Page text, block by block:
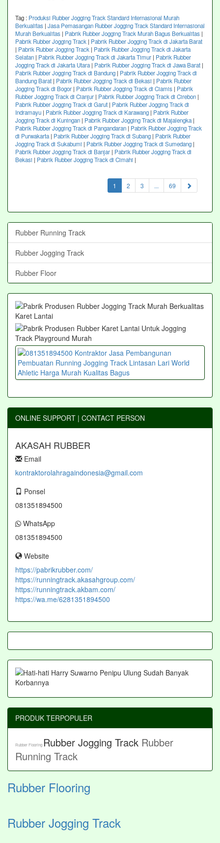
Tag : Produksi Rubber Jogging Track Standard Internasional Murah
Berkualitas | Jasa Pemasangan Rubber Jogging Track Standard Internasional
Murah Berkualitas | Pabrik Rubber Jogging Track Murah Bagus Berkualitas |
Pabrik Rubber Jogging Track | Pabrik Rubber Jogging Track di Jakarta Barat
| Pabrik Rubber Jogging Track | Pabrik Rubber Jogging Track di Jakarta
Selatan | Pabrik Rubber Jogging Track di Jakarta Timur | Pabrik Rubber
Jogging Track di Jakarta Utara| Pabrik Rubber Jogging Track di Jawa Barat |
Pabrik Rubber Jogging Track di Bandung | Pabrik Rubber Jogging Track di
Bandung Barat | Pabrik Rubber Jogging Track di Bekasi | Pabrik Rubber
Jogging Track di Bogor | Pabrik Rubber Jogging Track di Ciamis | Pabrik
Rubber Jogging Track di Cianjur | Pabrik Rubber Jogging Track di Cirebon |
Pabrik Rubber Jogging Track di Garut | Pabrik Rubber Jogging Track di
Indramayu | Pabrik Rubber Jogging Track di Karawang | Pabrik Rubber
Jogging Track di Kuningan | Pabrik Rubber Jogging Track di Majalengka|
Pabrik Rubber Jogging Track di Pangandaran | Pabrik Rubber Jogging Track
di Purwakarta| Pabrik Rubber Jogging Track di Subang | Pabrik Rubber
Jogging Track di Sukabumi | Pabrik Rubber Jogging Track di Sumedang |
Pabrik Rubber Jogging Track di Banjar | Pabrik Rubber Jogging Track di
Bekasi | Pabrik Rubber Jogging Track di Cimahi |
1 (current)
2 3 ... 69
Rubber Running Track
Rubber Jogging Track
Rubber Floor
ONLINE SUPPORT | CONTACT PERSON
AKASAH RUBBER
Email
kontraktorolahragaindonesia@gmail.com
Ponsel
081351894500
WhatsApp
081351894500
Website
https://pabrikrubber.com/
https://runningtrack.akasahgroup.com/
https://runningtrack.akbam.com/
https://wa.me/6281351894500
PRODUK TERPOPULER
Rubber Flooring Rubber Jogging Track Rubber
Running Track
Rubber Flooring
Rubber Jogging Track